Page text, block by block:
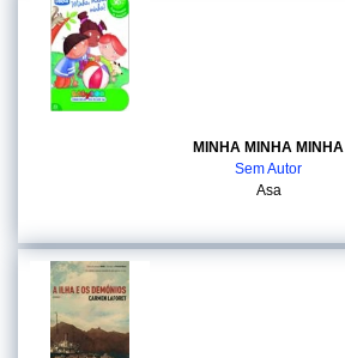
MINHA MINHA MINHA
Sem Autor
Asa